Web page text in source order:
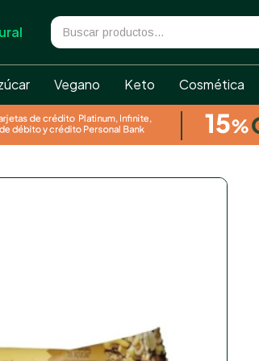
Vegano Keto Cosmética